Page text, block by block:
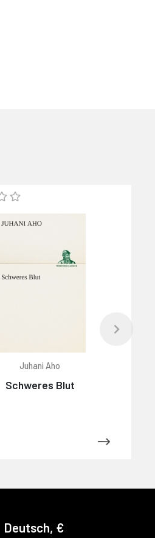
Juhani Aho
Schweres Blut
Deutsch, €